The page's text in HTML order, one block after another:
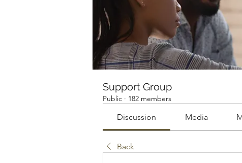
Support Group
Public · 182 members
Discussion Media
Back